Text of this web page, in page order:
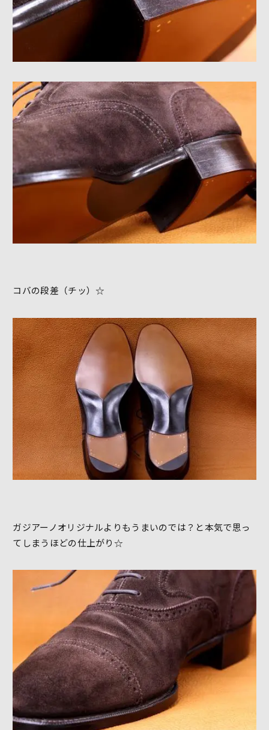
コバの段差（チッ）☆
ガジアーノオリジナルよりもうまいのでは？と本気で思っ
てしまうほどの仕上がり☆